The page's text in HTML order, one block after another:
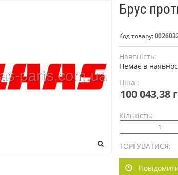
Брус
Код товару:
Наявність:
Немає в
Ціна :
100 043,38
Кількість:
ТОРГУВАТИСЯ: